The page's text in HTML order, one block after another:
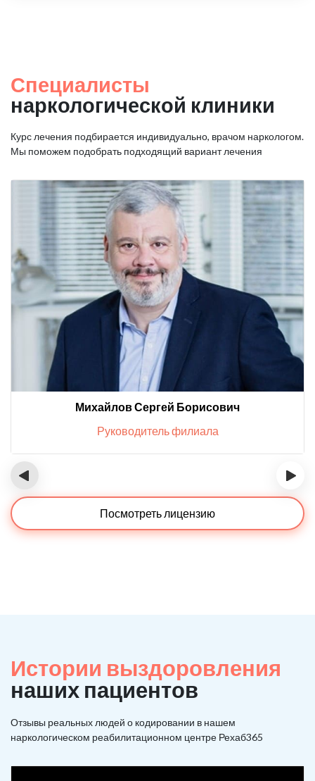
Специалисты
наркологической клиники
Курс лечения подбирается индивидуально, врачом наркологом.
Мы поможем подобрать подходящий вариант лечения
Михайлов Сергей Борисович
Руководитель филиала
‹ ›
Посмотреть лицензию
Истории выздоровления
наших пациентов
Отзывы реальных людей о кодировании в нашем
наркологическом реабилитационном центре Рехаб365